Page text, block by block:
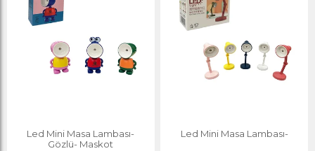
Led Mini Masa Lambası-
Gözlü- Maskot
Led Mini Masa Lambası-